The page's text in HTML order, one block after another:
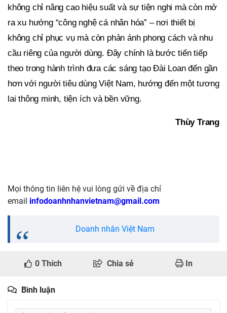
không chỉ nâng cao hiệu suất và sự tiện nghi mà còn mở
ra xu hướng “công nghệ cá nhân hóa” – nơi thiết bị
không chỉ phục vụ mà còn phản ánh phong cách và nhu
cầu riêng của người dùng. Đây chính là bước tiến tiếp
theo trong hành trình đưa các sáng tạo Đài Loan đến gần
hơn với người tiêu dùng Việt Nam, hướng đến một tương
lai thông minh, tiện ích và bền vững.
Thùy Trang
Mọi thông tin liên hệ vui lòng gửi về địa chỉ
email infodoanhnhanvietnam@gmail.com
Doanh nhân Việt Nam
0 Thích Chia sẻ In
Bình luận